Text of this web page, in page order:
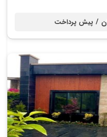
پیش پرداخت